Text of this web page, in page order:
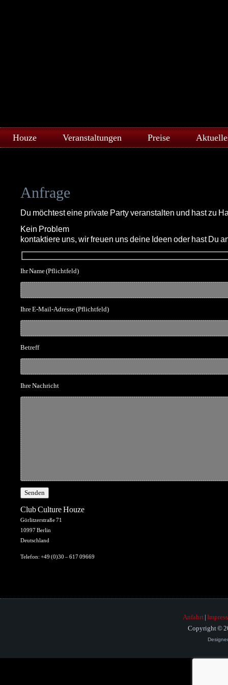
Houze Veranstaltungen Preise
Anfrage
Du möchtest eine private Party veranstalten und hast zu
Kein Problem
kontaktiere uns, wir freuen uns deine Ideen oder hast Du
Ihr Name (Pflichtfeld)
Ihre E-Mail-Adresse (Pflichtfeld)
Betreff
Ihre Nachricht
Club Culture Houze
Görlitzerstraße 71
10997 Berlin
Deutschland
Telefon: +49 (0)30 – 617 09669
Anfahrt |
Copyright ©